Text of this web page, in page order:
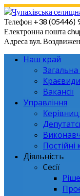
Skip
to
content
Телефон +38 (05446)
Електронна пошта
Адреса вул.
Наш край
Краєвиди
Вакансії
Управління
Постійні
Діяльність
Сесії